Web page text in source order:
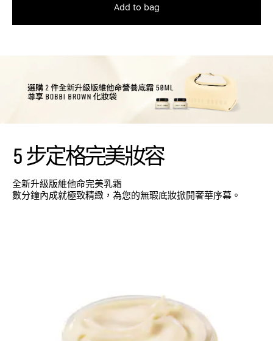
Add to bag
5 步定格完美妝容
全新升級版維他命完美乳霜
數分鐘內成就極致精緻，為您的無瑕底妝掀開奢華序幕。